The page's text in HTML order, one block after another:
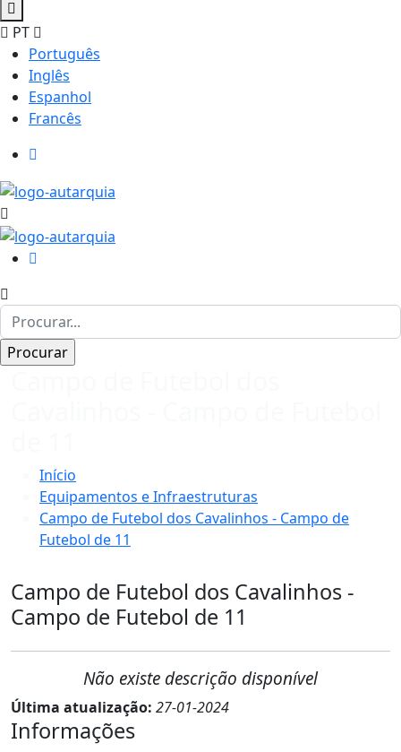
PT
Português
Inglês
Espanhol
Francês
Início
Equipamentos e Infraestruturas
Campo de Futebol dos Cavalinhos - Campo de
Futebol de 11
Campo de Futebol dos Cavalinhos -
Campo de Futebol de 11
Não existe descrição disponível
Última atualização: 27-01-2024
Informações